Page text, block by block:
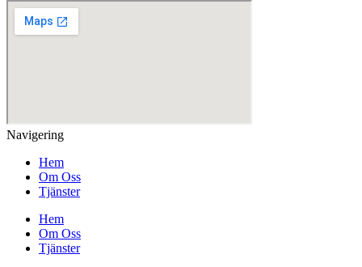
Navigering
Hem
Om Oss
Tjänster
Hem
Om Oss
Tjänster